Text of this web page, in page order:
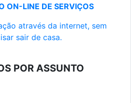
ON-LINE DE SERVIÇOS
através da internet, sem
sair de casa.
POR ASSUNTO